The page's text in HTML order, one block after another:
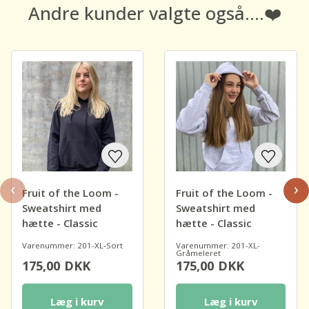
Andre kunder valgte også....❤️
Fruit of the Loom -
Sweatshirt med
hætte - Classic
Varenummer: 201-XL-Sort
175,00DKK
Læg i kurv
Fruit of the Loom -
Sweatshirt med
hætte - Classic
Varenummer: 201-XL-
Gråmeleret
175,00DKK
Læg i kurv
‹ ›